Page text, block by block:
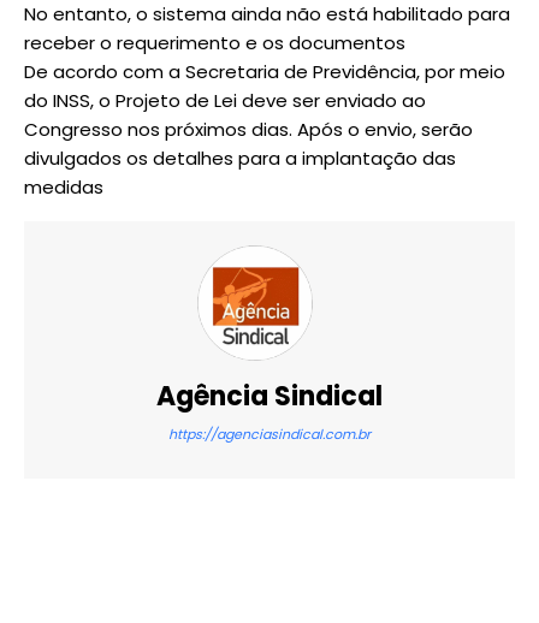
No entanto, o sistema ainda não está habilitado para
receber o requerimento e os documentos
De acordo com a Secretaria de Previdência, por meio
do INSS, o Projeto de Lei deve ser enviado ao
Congresso nos próximos dias. Após o envio, serão
divulgados os detalhes para a implantação das
medidas
Agência Sindical
https://agenciasindical.com.br